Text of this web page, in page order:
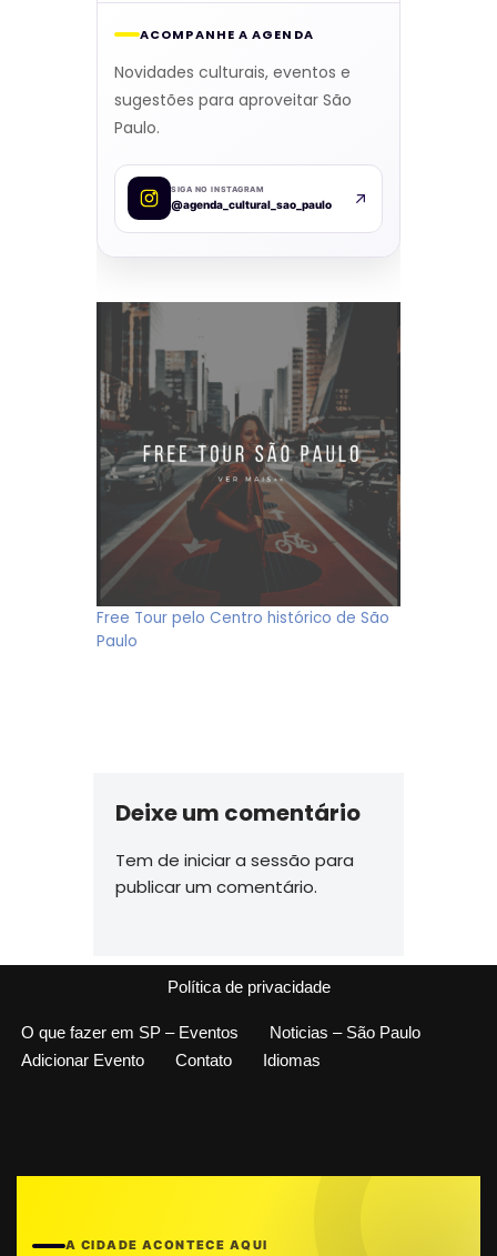
ACOMPANHE A AGENDA
Novidades culturais, eventos e
sugestões para aproveitar São
Paulo.
SIGA NO INSTAGRAM
@agenda_cultural_sao_paulo
Free Tour pelo Centro histórico de São
Paulo
Deixe um comentário
Tem de iniciar a sessão para
publicar um comentário.
Política de privacidade
O que fazer em SP – Eventos
Noticias – São Paulo
Adicionar Evento
Contato Idiomas
A CIDADE ACONTECE AQUI